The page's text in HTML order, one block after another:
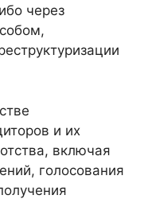
через
и их
включая
голосования